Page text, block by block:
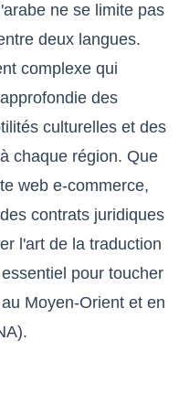
ne se limite pas
deux langues.
complexe qui
des
culturelles et des
chaque région. Que
web e-commerce,
contrats juridiques
l'art de la traduction
pour toucher
Moyen-Orient et en